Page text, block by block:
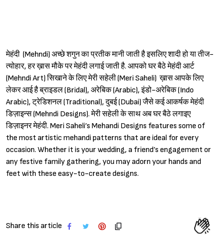
Sign in
मेहंदी (Mehndi) अच्छे शगुन का प्रतीक मानी जाती है इसलिए शादी हो या तीज-
त्योहार, हर ख़ास मौके पर मेहंदी लगाई जाती है. आपको घर बैठे मेहंदी आर्ट
(Mehndi Art) सिखाने के लिए मेरी सहेली (Meri Saheli) ख़ास आपके लिए
लेकर आई है ब्राइडल (Bridal), अरेबिक (Arabic), इंडो-अरेबिक (Indo
Arabic), ट्रेडिशनल (Traditional), दुबई (Dubai) जैसे कई आकर्षक मेहंदी
डिज़ाइन्स (Mehndi Designs). मेरी सहेली के साथ अब घर बैठे लगाइए
डिज़ाइनर मेहंदी. Meri Saheli’s Mehandi Designs features some of
the most artistic mehandi patterns that are ideal for every
occasion. Whether it is your wedding, a friend’s engagement or
any festive family gathering, you may adorn your hands and
feet with these easy-to-create designs.
Share this article